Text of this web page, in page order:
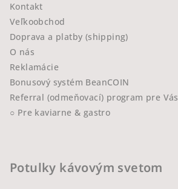
Kontakt
Veľkoobchod
Doprava a platby (shipping)
O nás
Reklamácie
Bonusový systém BeanCOIN
Referral (odmeňovací) program pre Vás
○ Pre kaviarne & gastro
Potulky kávovým svetom